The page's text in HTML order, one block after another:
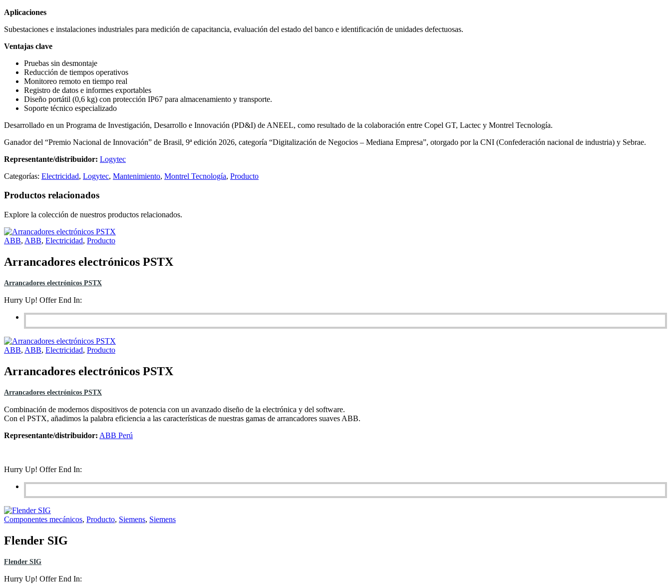
Aplicaciones
Subestaciones e instalaciones industriales para medición de capacitancia, evaluación del estado del banco e identificación de unidades defectuosas.
Ventajas clave
Pruebas sin desmontaje
Reducción de tiempos operativos
Monitoreo remoto en tiempo real
Registro de datos e informes exportables
Diseño portátil (0,6 kg) con protección IP67 para almacenamiento y transporte.
Soporte técnico especializado
Desarrollado en un Programa de Investigación, Desarrollo e Innovación (PD&I) de ANEEL, como resultado de la colaboración entre Copel GT, Lactec y Montrel Tecnología.
Ganador del “Premio Nacional de Innovación” de Brasil, 9ª edición 2026, categoría “Digitalización de Negocios – Mediana Empresa”, otorgado por la CNI (Confederación nacional de industria) y Sebrae.
Representante/distribuidor: Logytec
Categorías: Electricidad, Logytec, Mantenimiento, Montrel Tecnología, Producto
Productos relacionados
Explore la colección de nuestros productos relacionados.
ABB, ABB, Electricidad, Producto
Arrancadores electrónicos PSTX
Arrancadores electrónicos PSTX
Hurry Up! Offer End In:
ABB, ABB, Electricidad, Producto
Arrancadores electrónicos PSTX
Arrancadores electrónicos PSTX
Combinación de modernos dispositivos de potencia con un avanzado diseño de la electrónica y del software.
Con el PSTX, añadimos la palabra eficiencia a las características de nuestras gamas de arrancadores suaves ABB.
Representante/distribuidor: ABB Perú
Hurry Up! Offer End In:
Componentes mecánicos, Producto, Siemens, Siemens
Flender SIG
Flender SIG
Hurry Up! Offer End In: